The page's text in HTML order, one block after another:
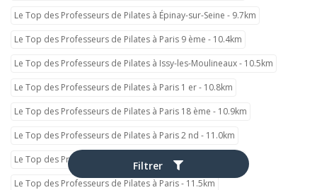
Filtrer
Le Top des Professeurs de Pilates à Épinay-sur-Seine - 9.7km
Le Top des Professeurs de Pilates à Paris 9 ème - 10.4km
Le Top des Professeurs de Pilates à Issy-les-Moulineaux - 10.5km
Le Top des Professeurs de Pilates à Paris 1 er - 10.8km
Le Top des Professeurs de Pilates à Paris 18 ème - 10.9km
Le Top des Professeurs de Pilates à Paris 2 nd - 11.0km
Le Top des Professeurs de Pilates à Paris 6 ème - 11.2km
Le Top des Professeurs de Pilates à Paris - 11.5km